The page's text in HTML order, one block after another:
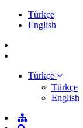
Türkçe
English
Türkçe
Türkçe
English